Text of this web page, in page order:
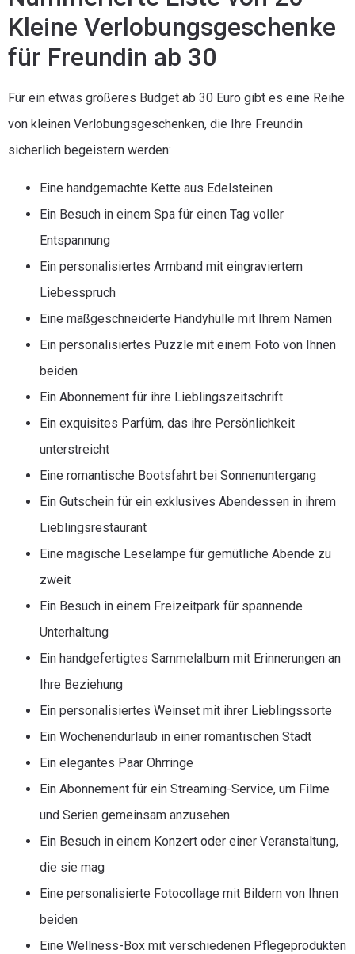
Kleine Verlobungsgeschenke
für Freundin ab 30
Für ein etwas größeres Budget ab 30 Euro gibt es eine Reihe
von kleinen Verlobungsgeschenken, die Ihre Freundin
sicherlich begeistern werden:
Eine handgemachte Kette aus Edelsteinen
Ein Besuch in einem Spa für einen Tag voller
Entspannung
Ein personalisiertes Armband mit eingraviertem
Liebesspruch
Eine maßgeschneiderte Handyhülle mit Ihrem Namen
Ein personalisiertes Puzzle mit einem Foto von Ihnen
beiden
Ein Abonnement für ihre Lieblingszeitschrift
Ein exquisites Parfüm, das ihre Persönlichkeit
unterstreicht
Eine romantische Bootsfahrt bei Sonnenuntergang
Ein Gutschein für ein exklusives Abendessen in ihrem
Lieblingsrestaurant
Eine magische Leselampe für gemütliche Abende zu
zweit
Ein Besuch in einem Freizeitpark für spannende
Unterhaltung
Ein handgefertigtes Sammelalbum mit Erinnerungen an
Ihre Beziehung
Ein personalisiertes Weinset mit ihrer Lieblingssorte
Ein Wochenendurlaub in einer romantischen Stadt
Ein elegantes Paar Ohrringe
Ein Abonnement für ein Streaming-Service, um Filme
und Serien gemeinsam anzusehen
Ein Besuch in einem Konzert oder einer Veranstaltung,
die sie mag
Eine personalisierte Fotocollage mit Bildern von Ihnen
beiden
Eine Wellness-Box mit verschiedenen Pflegeprodukten